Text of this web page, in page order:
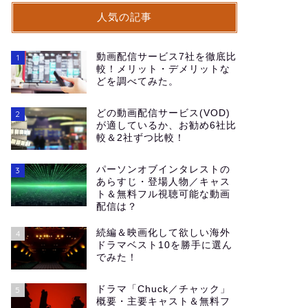
人気の記事
1
動画配信サービス7社を徹底比
較！メリット・デメリットな
どを調べてみた。
2
どの動画配信サービス(VOD)
が適しているか、お勧め6社比
較＆2社ずつ比較！
3
パーソンオブインタレストの
あらすじ・登場人物／キャス
ト＆無料フル視聴可能な動画
配信は？
4
続編＆映画化して欲しい海外
ドラマベスト10を勝手に選ん
でみた！
5
ドラマ「Chuck／チャック」
概要・主要キャスト＆無料フ